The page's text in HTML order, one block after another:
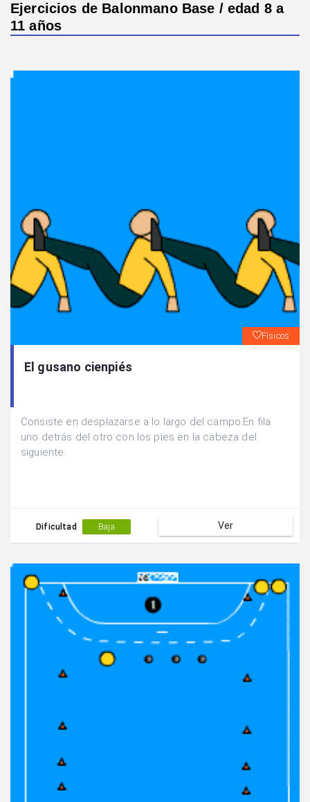
Ejercicios de Balonmano Base / edad 8 a
11 años
Físicos
El gusano cienpiés
Consiste en desplazarse a lo largo del campo.En fila
uno detrás del otro con los pies en la cabeza del
siguiente.
Dificultad Baja Ver